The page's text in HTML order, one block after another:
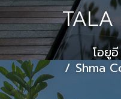
TALA
โอยู
Shma